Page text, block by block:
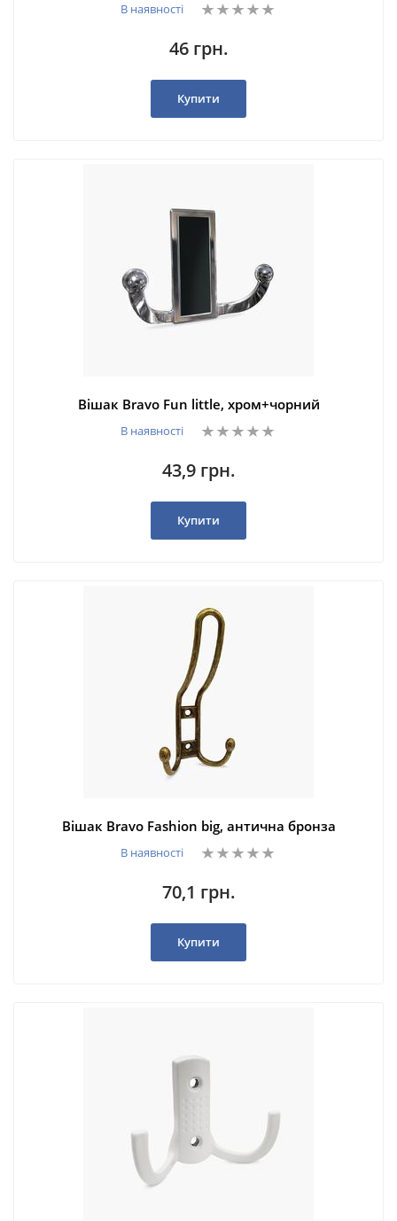
В наявності
46 грн.
Купити
Вішак Bravo Fun little, хром+чорний
В наявності
43,9 грн.
Купити
Вішак Bravo Fashion big, антична бронза
В наявності
70,1 грн.
Купити